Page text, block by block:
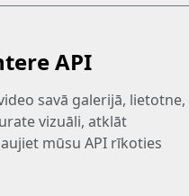
API
savā galerijā, lietotne,
vizuāli, atklāt
mūsu API rīkoties